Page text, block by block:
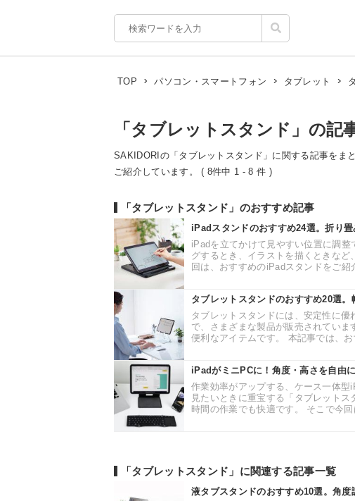
TOP パソコン・スマートフォン タブレット
「タブレットスタンド」の記
SAKIDORIの「タブレットスタンド」に関する記事をま
ご紹介しています。 ( 8件中 1 - 8 件 )
「タブレットスタンド」のおすすめ記事
iPadスタンドのおすすめ24選。折り
iPadを立てかけて見やすい位置に調
グするとき、イラストを描くときな
回は、おすすめのiPadスタンドをご紹
タブレットスタンドのおすすめ20選
タブレットスタンドには、安定性に
で、さまざまな製品が販売されてい
便利なアイテムです。 本記事では、お
iPadがミニPCに！角度・高さを自由
作業効率がアップする、ケース一体
見たいときに重宝する「タブレット
時間の作業でも快適です。 そこで今回
「タブレットスタンド」に関連する記事一覧
液タブスタンドのおすすめ10選。角